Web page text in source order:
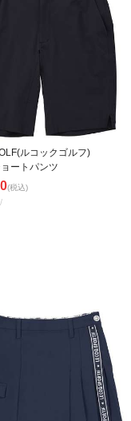
ルコックゴルフ)
ョートパンツ
(税込)